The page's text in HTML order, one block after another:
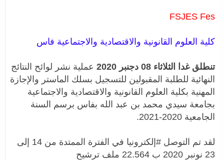
FSJES Fes
كلية العلوم القانونية والاقتصادية والاجتماعية فاس
تنطلق غدا الثلاثاء 08 دجنبر 2020
عملية نشر لوائح النتائج
النهائية للطلبة المقبولين للتسجيل بسلك الماستر والإجازة
المهنية بكلية العلوم القانونية والاقتصادية والاجتماعية
بجامعة سيدي محمد بن عبد الله بفاس برسم السنة
الجامعية 2020-2021.
لقد تم التوصل #إلكترونيا في الفترة الممتدة من 14 إلى
23 نونبر 2020 ب 22.564 ملف ترشيح